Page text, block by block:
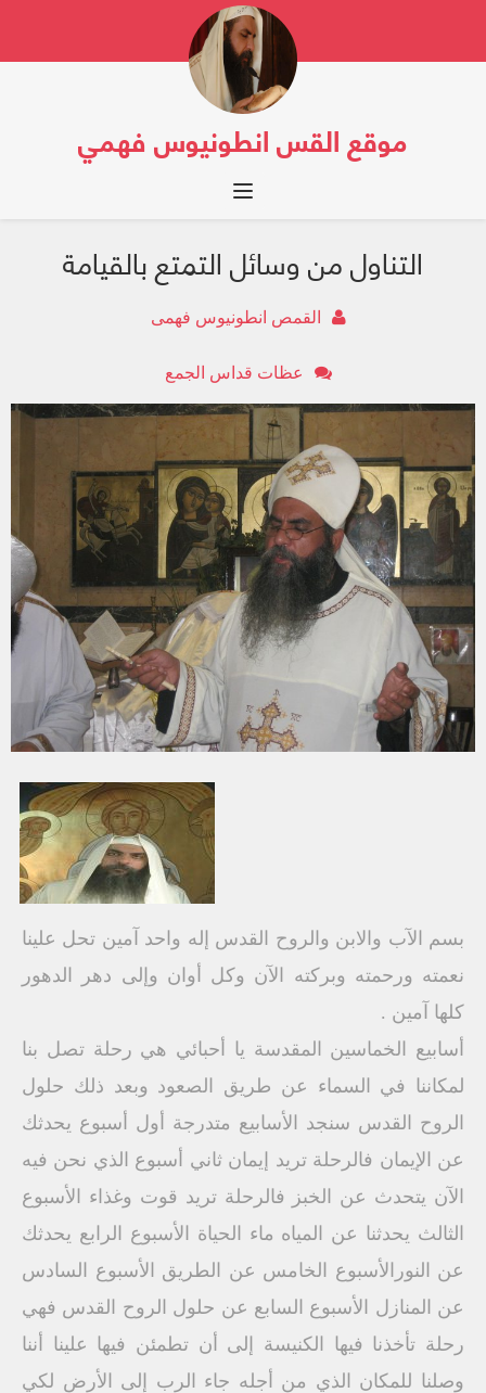
موقع القس انطونيوس فهمي
Toggle navigation
التناول من وسائل التمتع بالقيامة
القمص انطونيوس فهمى
عظات قداس الجمع
بسم الآب والابن والروح القدس إله واحد آمين تحل علينا
نعمته ورحمته وبركته الآن وكل أوان وإلى دهر الدهور
كلها آمين .
أسابيع الخماسين المقدسة يا أحبائي هي رحلة تصل بنا
لمكاننا في السماء عن طريق الصعود وبعد ذلك حلول
الروح القدس سنجد الأسابيع متدرجة أول أسبوع يحدثك
عن الإيمان فالرحلة تريد إيمان ثاني أسبوع الذي نحن فيه
الآن يتحدث عن الخبز فالرحلة تريد قوت وغذاء الأسبوع
الثالث يحدثنا عن المياه ماء الحياة الأسبوع الرابع يحدثك
عن النورالأسبوع الخامس عن الطريق الأسبوع السادس
عن المنازل الأسبوع السابع عن حلول الروح القدس فهي
رحلة تأخذنا فيها الكنيسة إلى أن تطمئن فيها علينا أننا
وصلنا للمكان الذي من أجله جاء الرب إلى الأرض لكي